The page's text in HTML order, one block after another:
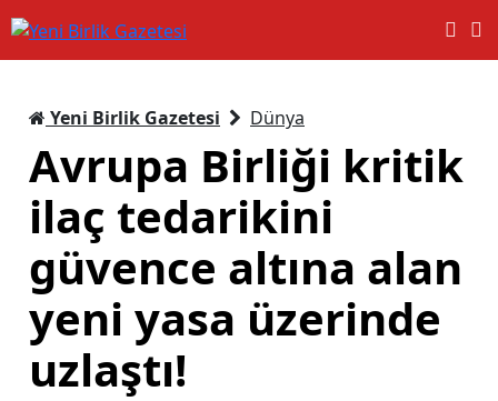
Yeni Birlik Gazetesi Dünya
Avrupa Birliği kritik
ilaç tedarikini
güvence altına alan
yeni yasa üzerinde
uzlaştı!